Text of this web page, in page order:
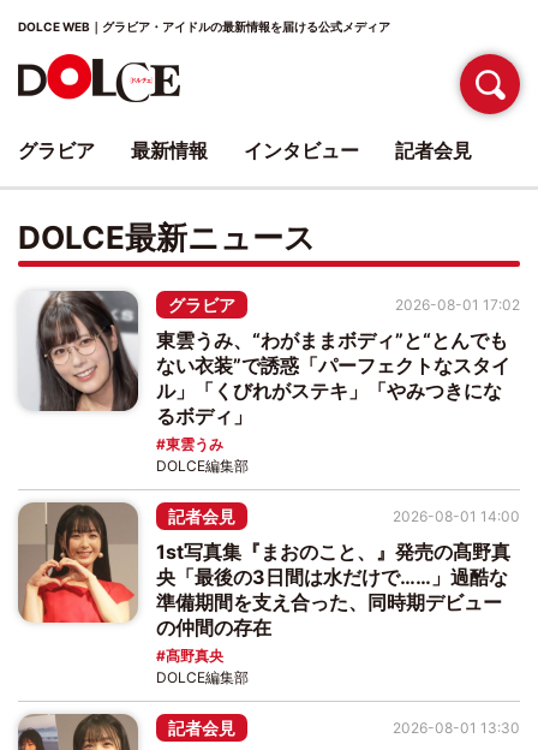
DOLCE WEB｜グラビア・アイドルの最新情報を届ける公式メディア
DOLCE最新ニュース
グラビア
東雲うみ、“わがままボディ”と“とんでも
ない衣装”で誘惑「パーフェクトなスタイ
ル」「くびれがステキ」「やみつきにな
るボディ」
東雲うみ
2026-08-01 17:02
DOLCE編集部
記者会見
1st写真集『まおのこと、』発売の髙野真
央「最後の3日間は水だけで……」過酷な
準備期間を支え合った、同時期デビュー
の仲間の存在
髙野真央
2026-08-01 14:00
DOLCE編集部
記者会見 2026-08-01 13:30
グラビア 最新情報 インタビュー 記者会見